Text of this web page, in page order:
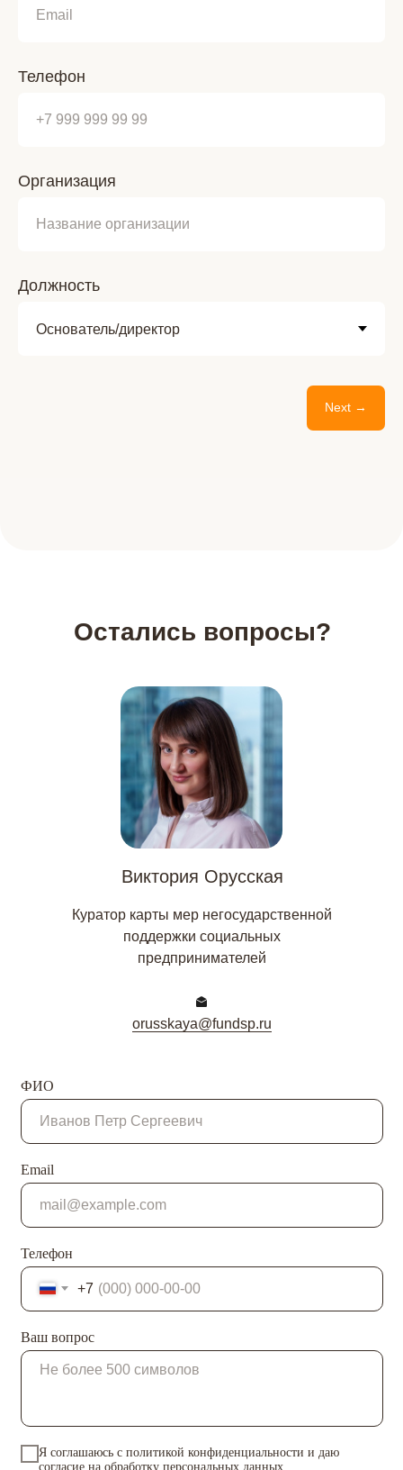
Телефон
Организация
Должность
Next →
Остались вопросы?
Виктория Орусская
Куратор карты мер негосударственной
поддержки социальных
предпринимателей
orusskaya@fundsp.ru
ФИО
Email
Телефон
+7
Ваш вопрос
Я соглашаюсь сполитикой конфиденциальности и даю
согласие на обработку персональных данных